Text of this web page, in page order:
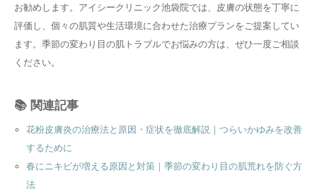
お勧めします。アイシークリニック池袋院では、皮膚の状態を丁寧に
評価し、個々の肌質や生活環境に合わせた治療プランをご提案してい
ます。季節の変わり目の肌トラブルでお悩みの方は、ぜひ一度ご相談
ください。
📚 関連記事
花粉皮膚炎の治療法と原因・症状を徹底解説｜つらいかゆみを改善
するために
春にニキビが増える原因と対策｜季節の変わり目の肌荒れを防ぐ方
法